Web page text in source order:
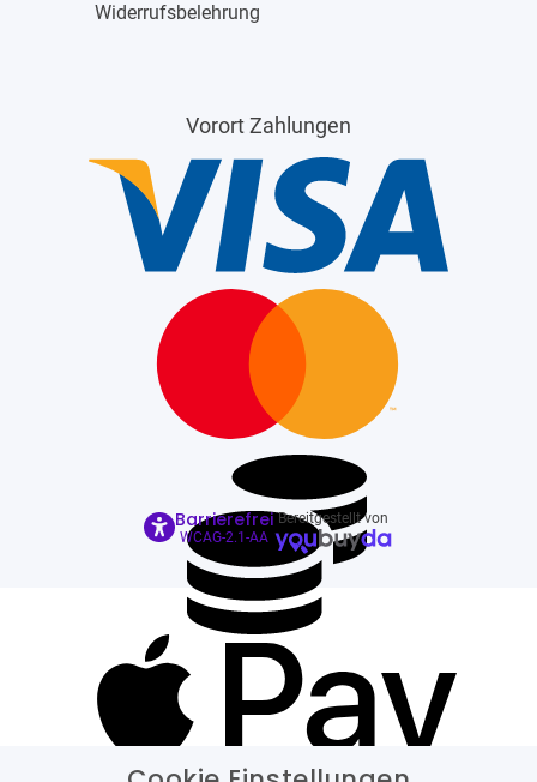
Widerrufsbelehrung
Vorort Zahlungen
Barrierefrei
WCAG-2.1-AA
Bereitgestellt von